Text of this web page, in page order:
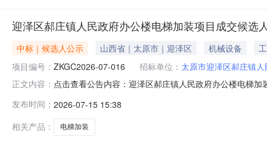
迎泽区郝庄镇人民政府办公楼电梯加装项目成交候选
中标｜候选人公示 山西省｜太原市｜迎泽区 机械设备
项目编号： ZKGC2026-07-016 招标单位： 太原市迎泽区郝庄镇
正文内容： 点击查看公告内容：迎泽区郝庄镇人民政府办公楼电梯
发布时间： 2026-07-15 15:38
相关产品：
电梯加装